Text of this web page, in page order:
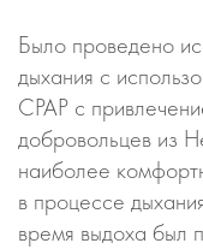
Было проведено
дыхания с
CPAP с
добровольцев из
наиболее
в процессе
время выдоха был